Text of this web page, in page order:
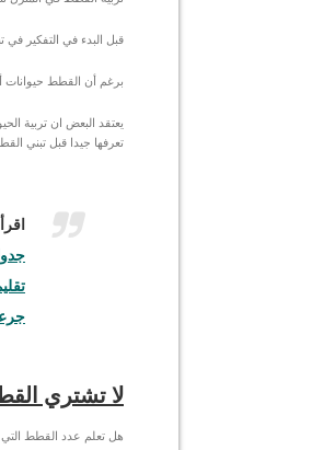
قبل البدء في التفكير في
برغم أن القطط حيوانات
تعرفها جيدا قبل تبني
لا تشتري
هل تعلم عدد القطط التي